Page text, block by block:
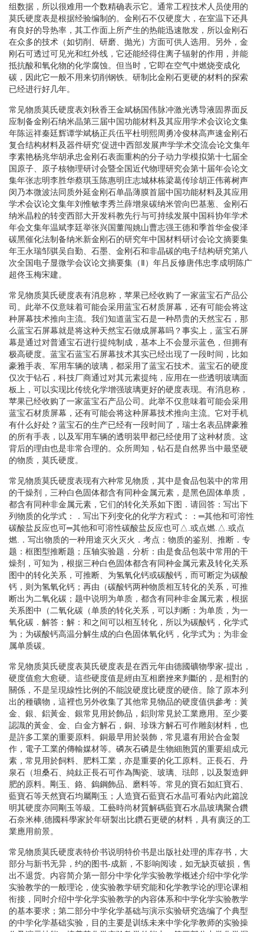
组数据，所以很难用一个数精确表示它。通常工程技术人员使用的
莫氏硬度表是根据经验编制的。金刚石不仅硬度大，在室温下还具
有良好的导热率，其工作面上所产生的热能迅速散发，所以金刚石
在众多的技术（如切削、研磨、抛光）方面可供人选用。另外，金
刚石可透过可见光和红外线，它还能经得住离子辐射的作用，并能
抵抗酸和氧化物的化学腐蚀。但当时，它即在空气中燃烧变成化
碳，因此它一般不用来切削钢铁。研制比金刚石更硬的材料的探索
已经进行好几年。
常见物质莫氏硬度表刘秋香王金斌杨国伟脉冲激光诱导液固界面反
应制备金刚石纳米晶第三届中国功能材料及其应用学术会议论文集
年陈运祥秦廷辉谭学斌杨正兵伍平杜明熙周勇冷俊林高声速金刚石
复合结构材料及器件研究’促进中西部发展声学学术交流会论文集年
李素艳杨兆华胡承忠金刚石表面重构的分子动力学模拟第十七届全
国原子、原子核物理研讨会暨全国近代物理研究会第十届年会论文
集年张志明李胜华蔡琪玉陈惠明庄志城林栋梁葛传珍胡正伟蒋树声
闵乃本微波法同质外延金刚石单晶薄膜首届中国功能材料及其应用
学术会议论文集年刘惟敏李秀兰薛增泉碳纳米管向巴基葱、金刚石
纳米晶粒的转变西部大开发科教先行与可持续发展中国科协年学术
年会文集年温斌李廷举张兴国董闯姚山曹志强王德和季首华金俊泽
碳黑催化法制备纳米新金刚石的研究年中国材料研讨会论文摘要集
年王永瑞邹骐吴自勤、石墨、金刚石和非晶碳的电子结构研究第八
次全国电子显微学会议论文摘要集（Ⅱ）年吕反修唐伟忠李成明陈广
超佟玉梅宋建。
常见物质莫氏硬度表有消息称，苹果已经收购了一家蓝宝石产品公
司。此举不仅意味着可能会采用蓝宝石材质屏幕，还有可能会将这
种屏幕技术推向主流。我们知道蓝宝石是一种昂贵的天然宝石，那
么蓝宝石屏幕就是将这种天然宝石做成屏幕吗？事实上，蓝宝石屏
幕是通过对普通宝石进行提纯制成，基本上不会显示蓝色，但拥有
极高硬度。蓝宝石蓝宝石屏幕技术其实已经出现了一段时间，比如
豪雅手表、军用车辆的玻璃，都采用了蓝宝石技术。蓝宝石的硬度
仅次于钻石，科技厂商通过对其元素提纯，应用在一些透明玻璃面
板上，可以实现比传统化学增强玻璃更好的硬度表现。有消息称，
苹果已经收购了一家蓝宝石产品公司。此举不仅意味着可能会采用
蓝宝石材质屏幕，还有可能会将这种屏幕技术推向主流。它对手机
有什么好处？蓝宝石的生产已经有一段时间了，瑞士名表品牌豪雅
的所有手表，以及军用车辆的透明装甲都已经使用了这种材质。这
背后的理由也是非常合理的。众所周知，钻石是自然界当中最坚硬
的物质，莫氏硬度。
常见物质莫氏硬度表现有六种常见物质，其中是食品包装中的常用
的干燥剂，三种白色固体都含有同种金属元素，是黑色固体单质，
都含有同种非金属元素，它们的转化关系如下图．请回答：写出下
列物质的化学式：．写出下列变化的化学方程式：：═其他和可溶性
碳酸盐反应也可═其他和可溶性碳酸盐反应也可△.或点燃.△.或点
燃.．写出物质的一种用途灭火灭火．考点：物质的鉴别、推断．专
题：框图型推断题；压轴实验题．分析：由是食品包装中常用的干
燥剂，可知为，根据三种白色固体都含有同种金属元素及转化关系
图中的转化关系，可推断、为氢氧化钙或碳酸钙，而可断定为碳酸
钙，则为氢氧化钙；再由（碳酸钙两种物质相互转化的关系，可推
断出为二氧化碳；题中说明为单质，都含有同种非金属元素，根据
关系图中（二氧化碳（单质的转化关系，可以判断：为单质，为一
氧化碳．解答：解：和之间可以相互转化，所以为碳酸钙，化学式
为；为碳酸钙高温分解生成的白色固体氧化钙，化学式为；为非金
属单质碳。
常见物质莫氏硬度表莫氏硬度表是在西元年由德國礦物學家-提出，
硬度值愈大愈硬。這些硬度值是經由互相磨挫來判斷的，是相對的
關係，不是呈現線性比例的不能說硬度比硬度的硬倍。除了原本列
出的種礦物，這裡也另外收集了其他常見物品的硬度值供參考：黃
金、銀、鋁黃金、銀常見用於飾品，鋁則常見於工業應用。至少要
認識的黃金、金、白金方解石，銅、珍珠方解石可作雕刻材料，也
是許多工業的重要原料。銅最早用於裝飾，常見還有用於合金製
作，電子工業的傳輸媒材等。磷灰石磷是生物細胞質的重要組成元
素，常見用於飼料、肥料工業，亦是重要的化工原料。正長石、丹
泉石（坦桑石、純鈦正長石可作為陶瓷、玻璃、琺郎，以及製造鉀
肥的原料。剛玉、鉻、鎢鋼飾品、磨料等。常見的寶石如紅寶石、
藍寶石等天然寶石均屬剛玉；人造寶石藍寶石水晶可看站內此篇說
明其硬度亦同剛玉等級。工藝時尚材質解碼藍寶石水晶玻璃聚合鑽
石奈米棒,德國科學家於年研製出比鑽石更硬的材料，具有廣泛的工
業應用前景。
常见物质莫氏硬度表特价书说明特价书是出版社处理的库存书，大
部分与新书无异，约的图书-成新，不影响阅读，如无缺页破损，售
出不退货。内容简介第一部分中学化学实验教学概述介绍中学化学
实验教学的一般理论，使实验教学研究能和化学教学论的理论课相
衔接，同时介绍中学化学实验教学的内容体系和中学化学实验教学
的基本要求；第二部分中学化学基础与演示实验研究选编了个典型
的中学化学基础实验，目的主要是训练未来中学化学教师的实验操